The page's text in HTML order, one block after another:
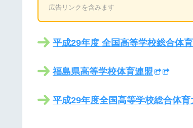
広告リンクを含みます
平成29年度 全国高等学校総合体
福島県高等学校体育連盟
平成29年度全国高等学校総合体